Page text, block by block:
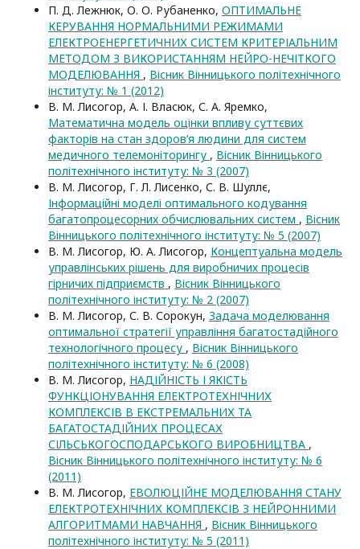
П. Д. Лежнюк, О. О. Рубаненко, ОПТИМАЛЬНЕ
КЕРУВАННЯ НОРМАЛЬНИМИ РЕЖИМАМИ
ЕЛЕКТРОЕНЕРГЕТИЧНИХ СИСТЕМ КРИТЕРІАЛЬНИМ
МЕТОДОМ З ВИКОРИСТАННЯМ НЕЙРО-НЕЧІТКОГО
МОДЕЛЮВАННЯ , Вісник Вінницького політехнічного
інституту: № 1 (2012)
В. М. Лисогор, А. І. Власюк, С. А. Яремко,
Математична модель оцінки впливу суттєвих
факторів на стан здоров’я людини для систем
медичного телемоніторингу , Вісник Вінницького
політехнічного інституту: № 3 (2007)
В. М. Лисогор, Г. Л. Лисенко, С. В. Шуллє,
Інформаційні моделі оптимального кодування
багатопроцесорних обчислювальних систем , Вісник
Вінницького політехнічного інституту: № 5 (2007)
В. М. Лисогор, Ю. А. Лисогор, Концептуальна модель
управлінських рішень для виробничих процесів
гірничих підприємств , Вісник Вінницького
політехнічного інституту: № 2 (2007)
В. М. Лисогор, С. В. Сорокун, Задача моделювання
оптимальної стратегії управління багатостадійного
технологічного процесу , Вісник Вінницького
політехнічного інституту: № 6 (2008)
В. М. Лисогор, НАДІЙНІСТЬ І ЯКІСТЬ
ФУНКЦІОНУВАННЯ ЕЛЕКТРОТЕХНІЧНИХ
КОМПЛЕКСІВ В ЕКСТРЕМАЛЬНИХ ТА
БАГАТОСТАДІЙНИХ ПРОЦЕСАХ
СІЛЬСЬКОГОСПОДАРСЬКОГО ВИРОБНИЦТВА ,
Вісник Вінницького політехнічного інституту: № 6
(2011)
В. М. Лисогор, ЕВОЛЮЦІЙНЕ МОДЕЛЮВАННЯ СТАНУ
ЕЛЕКТРОТЕХНІЧНИХ КОМПЛЕКСІВ З НЕЙРОННИМИ
АЛГОРИТМАМИ НАВЧАННЯ , Вісник Вінницького
політехнічного інституту: № 5 (2011)